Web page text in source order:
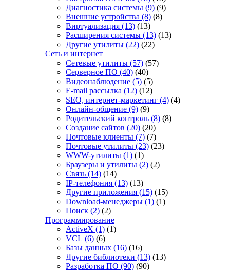
Диагностика системы (9) (9)
Внешние устройства (8) (8)
Виртуализация (13) (13)
Расширения системы (13) (13)
Другие утилиты (22) (22)
Сеть и интернет
Сетевые утилиты (57) (57)
Серверное ПО (40) (40)
Видеонаблюдение (5) (5)
E-mail рассылка (12) (12)
SEO, интернет-маркетинг (4) (4)
Онлайн-общение (9) (9)
Родительский контроль (8) (8)
Создание сайтов (20) (20)
Почтовые клиенты (7) (7)
Почтовые утилиты (23) (23)
WWW-утилиты (1) (1)
Браузеры и утилиты (2) (2)
Связь (14) (14)
IP-телефония (13) (13)
Другие приложения (15) (15)
Download-менеджеры (1) (1)
Поиск (2) (2)
Программирование
ActiveX (1) (1)
VCL (6) (6)
Базы данных (16) (16)
Другие библиотеки (13) (13)
Разработка ПО (90) (90)